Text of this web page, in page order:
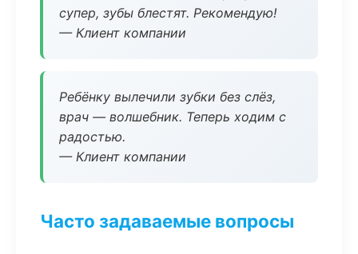
супер, зубы блестят. Рекомендую!
— Клиент компании
Ребёнку вылечили зубки без слёз,
врач — волшебник. Теперь ходим с
радостью.
— Клиент компании
Часто задаваемые вопросы